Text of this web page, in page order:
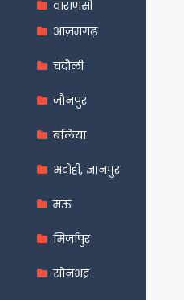
वाराणसी
आज़मगढ़
चंदौली
जौनपुर
बलिया
भदोही, ज्ञानपुर
मऊ
मिर्जापुर
सोनभद्र